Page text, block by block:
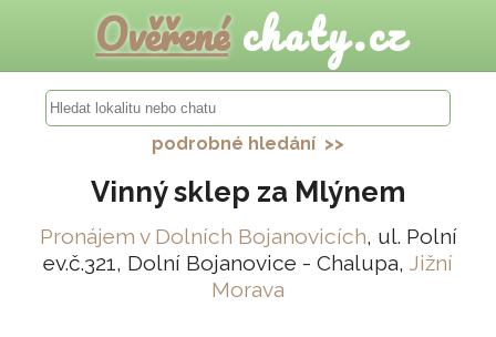
Ověřenéchaty.cz
podrobné hledání >>
Vinný sklep za Mlýnem
Pronájem v Dolních Bojanovicích, ul. Polní
ev.č.321, Dolní Bojanovice - Chalupa, Jižní
Morava